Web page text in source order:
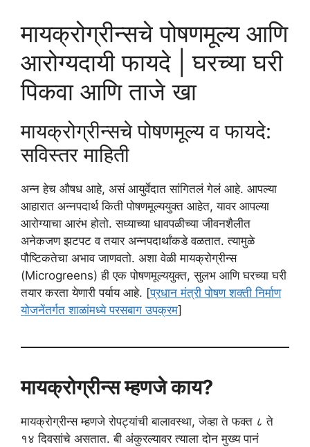
मायक्रोग्रीन्सचे पोषणमूल्य आणि
आरोग्यदायी फायदे | घरच्या घरी
पिकवा आणि ताजे खा
मायक्रोग्रीन्सचे पोषणमूल्य व फायदे:
सविस्तर माहिती
अन्न हेच औषध आहे, असं आयुर्वेदात सांगितलं गेलं आहे. आपल्या
आहारात अन्नपदार्थ किती पोषणमूल्ययुक्त आहेत, यावर आपल्या
आरोग्याचा आरंभ होतो. सध्याच्या धावपळीच्या जीवनशैलीत
अनेकजण झटपट व तयार अन्नपदार्थांकडे वळतात. त्यामुळे
पौष्टिकतेचा अभाव जाणवतो. अशा वेळी मायक्रोग्रीन्स
(Microgreens) ही एक पोषणमूल्ययुक्त, सुलभ आणि घरच्या घरी
तयार करता येणारी पर्याय आहे. [प्रधान मंत्री पोषण शक्ती निर्माण
योजनेंतर्गत शाळांमध्ये परसबाग उपक्रम]
मायक्रोग्रीन्स म्हणजे काय?
मायक्रोग्रीन्स म्हणजे रोपट्यांची बालावस्था, जेव्हा ते फक्त ८ ते
१४ दिवसांचे असतात. बी अंकुरल्यावर त्याला दोन मुख्य पानं